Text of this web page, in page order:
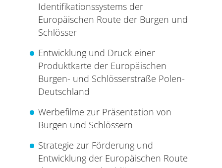
Identifikationssystems der
Europäischen Route der Burgen und
Schlösser
Entwicklung und Druck einer
Produktkarte der Europäischen
Burgen- und Schlösserstraße Polen-
Deutschland
Werbefilme zur Präsentation von
Burgen und Schlössern
Strategie zur Förderung und
Entwicklung der Europäischen Route